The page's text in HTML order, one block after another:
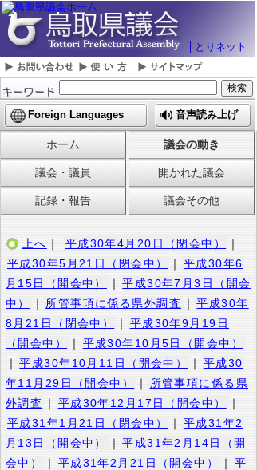
とりネット
Foreign Languages 音声読み上げ
ホーム 議会の動き
議会・議員 開かれた議会
記録・報告 議会その他
上へ ｜ 平成30年4月20日（閉会中）
｜
平成30年5月21日（閉会中）
｜
平成30年6
月15日（開会中）
｜ 平成30年7月3日（開会
中）
｜ 所管事項に係る県外調査 ｜ 平成30年
8月21日（閉会中）
｜
平成30年9月19日
（開会中）
｜
平成30年10月5日（開会中）
｜ 平成30年10月11日（開会中） ｜
平成30
年11月29日（開会中）
｜
所管事項に係る県
外調査
｜ 平成30年12月17日（開会中）
｜
平成31年1月21日（閉会中）
｜
平成31年2
月13日（開会中）
｜ 平成31年2月14日（開
会中）
｜ 平成31年2月21日（開会中） ｜
平